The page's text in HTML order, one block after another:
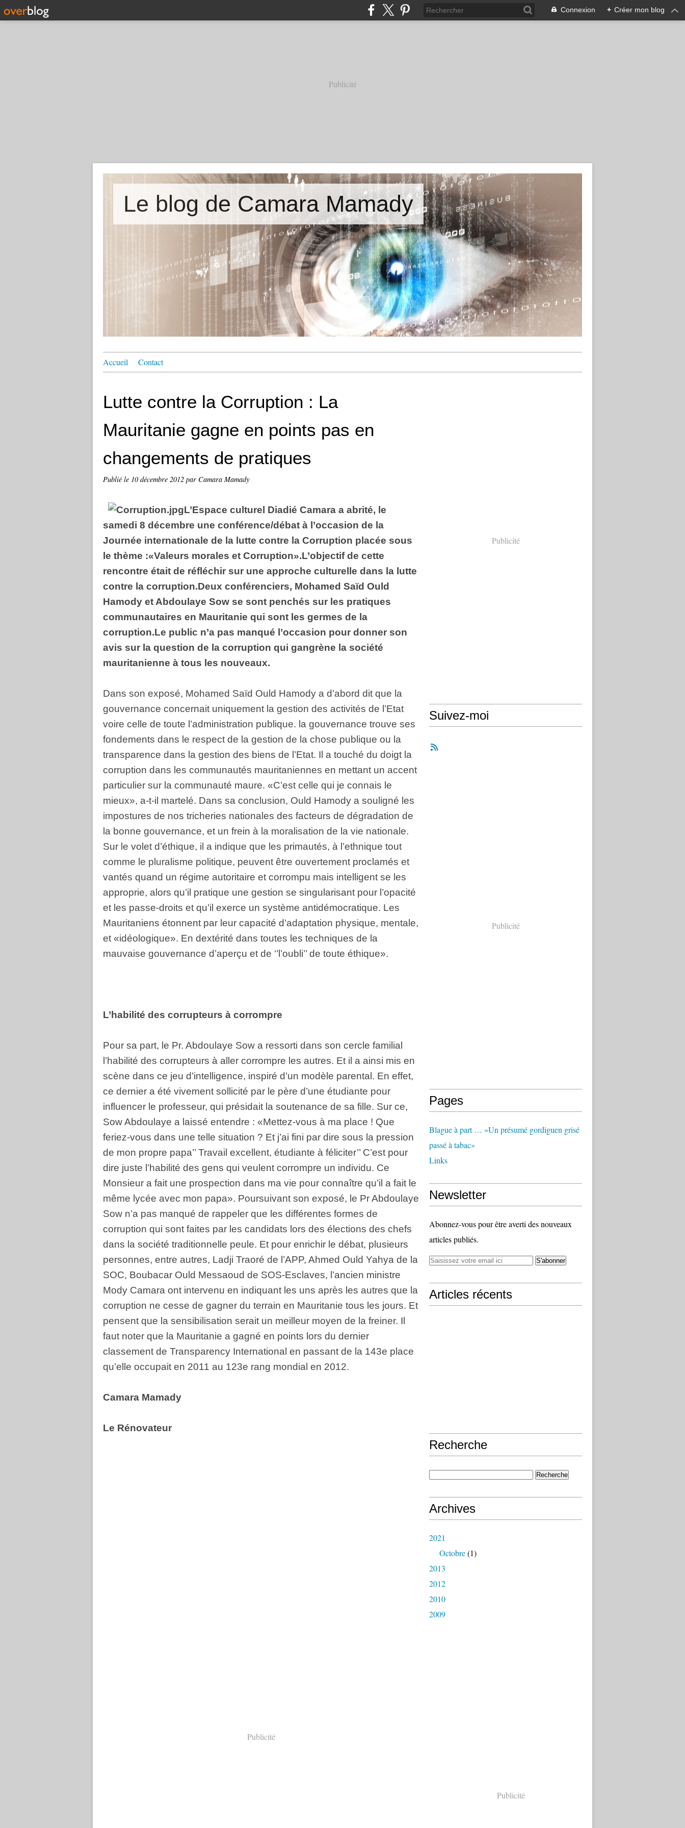
Connexion + Créer mon blog
Publicité
Le blog de Camara Mamady
Accueil Contact
Lutte contre la Corruption : La
Mauritanie gagne en points pas en
changements de pratiques
Publié le 10 décembre 2012 par Camara Mamady
L’Espace culturel Diadié Camara a abrité, le
samedi 8 décembre une conférence/débat à l’occasion de la
Journée internationale de la lutte contre la Corruption placée sous
le thème :«Valeurs morales et Corruption».L’objectif de cette
rencontre était de réfléchir sur une approche culturelle dans la lutte
contre la corruption.Deux conférenciers, Mohamed Saïd Ould
Hamody et Abdoulaye Sow se sont penchés sur les pratiques
communautaires en Mauritanie qui sont les germes de la
corruption.Le public n’a pas manqué l’occasion pour donner son
avis sur la question de la corruption qui gangrène la société
mauritanienne à tous les nouveaux.
Dans son exposé, Mohamed Saïd Ould Hamody a d’abord dit que la
gouvernance concernait uniquement la gestion des activités de l’Etat
voire celle de toute l’administration publique. la gouvernance trouve ses
fondements dans le respect de la gestion de la chose publique ou la
transparence dans la gestion des biens de l’Etat. Il a touché du doigt la
corruption dans les communautés mauritaniennes en mettant un accent
particulier sur la communauté maure. «C’est celle qui je connais le
mieux», a-t-il martelé. Dans sa conclusion, Ould Hamody a souligné les
impostures de nos tricheries nationales des facteurs de dégradation de
la bonne gouvernance, et un frein à la moralisation de la vie nationale.
Sur le volet d’éthique, il a indique que les primautés, à l’ethnique tout
comme le pluralisme politique, peuvent être ouvertement proclamés et
vantés quand un régime autoritaire et corrompu mais intelligent se les
approprie, alors qu’il pratique une gestion se singularisant pour l’opacité
et les passe-droits et qu’il exerce un système antidémocratique. Les
Mauritaniens étonnent par leur capacité d’adaptation physique, mentale,
et «idéologique». En dextérité dans toutes les techniques de la
mauvaise gouvernance d’aperçu et de ‘’l’oubli’’ de toute éthique».
L’habilité des corrupteurs à corrompre
Pour sa part, le Pr. Abdoulaye Sow a ressorti dans son cercle familial
l’habilité des corrupteurs à aller corrompre les autres. Et il a ainsi mis en
scène dans ce jeu d’intelligence, inspiré d’un modèle parental. En effet,
ce dernier a été vivement sollicité par le père d’une étudiante pour
influencer le professeur, qui présidait la soutenance de sa fille. Sur ce,
Sow Abdoulaye a laissé entendre : «Mettez-vous à ma place ! Que
feriez-vous dans une telle situation ? Et j’ai fini par dire sous la pression
de mon propre papa’’ Travail excellent, étudiante à féliciter’’ C’est pour
dire juste l’habilité des gens qui veulent corrompre un individu. Ce
Monsieur a fait une prospection dans ma vie pour connaître qu’il a fait le
même lycée avec mon papa». Poursuivant son exposé, le Pr Abdoulaye
Sow n’a pas manqué de rappeler que les différentes formes de
corruption qui sont faites par les candidats lors des élections des chefs
dans la société traditionnelle peule. Et pour enrichir le débat, plusieurs
personnes, entre autres, Ladji Traoré de l’APP, Ahmed Ould Yahya de la
SOC, Boubacar Ould Messaoud de SOS-Esclaves, l’ancien ministre
Mody Camara ont intervenu en indiquant les uns après les autres que la
corruption ne cesse de gagner du terrain en Mauritanie tous les jours. Et
pensent que la sensibilisation serait un meilleur moyen de la freiner. Il
faut noter que la Mauritanie a gagné en points lors du dernier
classement de Transparency International en passant de la 143e place
qu’elle occupait en 2011 au 123e rang mondial en 2012.
Camara Mamady
Le Rénovateur
Publicité
Publicité
Suivez-moi
Publicité
Pages
Blague à part … «Un présumé gordiguen grisé
passé à tabac»
Links
Newsletter
Abonnez-vous pour être averti des nouveaux
articles publiés.
Articles récents
Recherche
Archives
2021
Octobre(1)
2013
2012
2010
2009
Publicité